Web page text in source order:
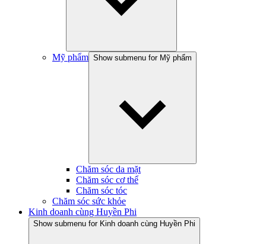
Mỹ phẩm Show submenu for Mỹ phẩm
Chăm sóc da mặt
Chăm sóc cơ thể
Chăm sóc tóc
Chăm sóc sức khỏe
Kinh doanh cùng Huyền Phi
Show submenu for Kinh doanh cùng Huyền Phi